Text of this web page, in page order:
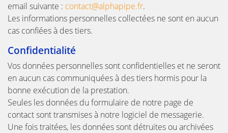
email suivante : contact@alphapipe.fr.
Les informations personnelles collectées ne sont en aucun
cas confiées à des tiers.
Confidentialité
Vos données personnelles sont confidentielles et ne seront
en aucun cas communiquées à des tiers hormis pour la
bonne exécution de la prestation.
Seules les données du formulaire de notre page de
contact sont transmises à notre logiciel de messagerie.
Une fois traitées, les données sont détruites ou archivées